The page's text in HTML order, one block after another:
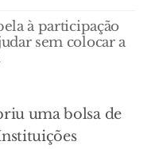
à participação
sem colocar a
uma bolsa de